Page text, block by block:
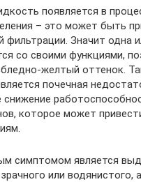
появляется в
– это может быть
фильтрации. Значит одна
со своими функциями,
желтый оттенок.
почечная
снижение
которое может
симптомом является
или водянистого,